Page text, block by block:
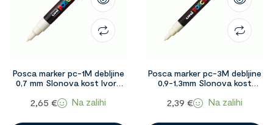
Posca marker pc-1M debljine
0,7 mm Slonova kost Ivory
2,65 € Na zalihi
Posca marker pc-3M debljine
0,9-1,3mm Slonova kost
2,39€ Na zalihi